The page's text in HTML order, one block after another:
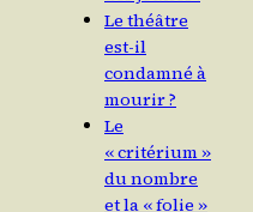
Le théâtre
est-il
condamné à
mourir ?
Le
« critérium »
du nombre
et la « folie »